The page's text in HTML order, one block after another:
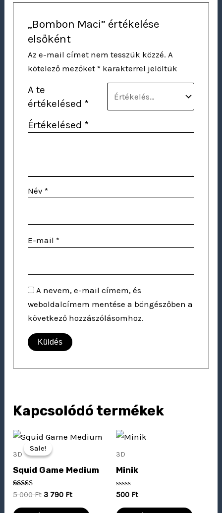
„Bombon Maci” értékelése
elsőként
Az e-mail címet nem tesszük közzé. A
kötelező mezőket * karakterrel jelöltük
A te
értékelésed *
Értékelésed *
Név *
E-mail *
A nevem, e-mail címem, és
weboldalcímem mentése a böngészőben a
következő hozzászólásomhoz.
Kapcsolódó termékek
Sale!
Sale!
3D
Squid Game Medium
Értékelés:
/ 5
5 000Ft
Original
was:
000 Ft.
3 790 Ft
Current
790 Ft.
3D
Minik
Értékelés:
500 Ft